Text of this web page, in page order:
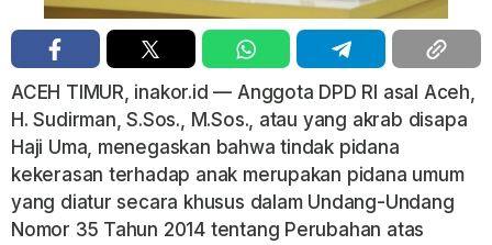
ACEH TIMUR, inakor.id — Anggota DPD RI asal Aceh,
H. Sudirman, S.Sos., M.Sos., atau yang akrab disapa
Haji Uma, menegaskan bahwa tindak pidana
kekerasan terhadap anak merupakan pidana umum
yang diatur secara khusus dalam Undang-Undang
Nomor 35 Tahun 2014 tentang Perubahan atas